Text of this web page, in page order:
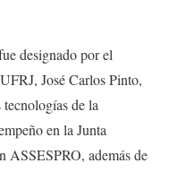
designado por el
José Carlos Pinto,
de la
en la Junta
ASSESPRO, además de